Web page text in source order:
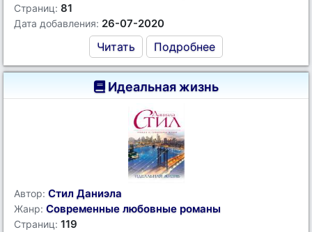
Страниц: 81
Дата добавления: 26-07-2020
Читать Подробнее
Идеальная жизнь
Автор: Стил Даниэла
Жанр: Современные любовные романы
Страниц: 119